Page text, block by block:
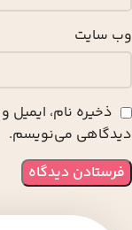
وب‌ سایت
ذخیره نام، ایمیل
دیدگاهی می‌نویسم.